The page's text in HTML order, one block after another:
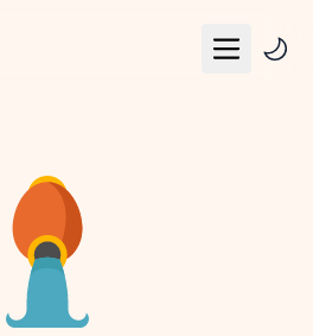
Меню
судьбы
Гороскоп
Календарь